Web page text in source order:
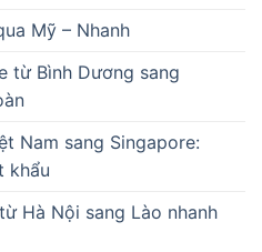
Mỹ – Nhanh
từ Bình Dương sang
Nam sang Singapore:
khẩu
Hà Nội sang Lào nhanh